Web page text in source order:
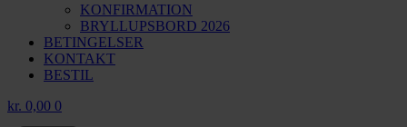
KONFIRMATION
BRYLLUPSBORD 2026
BETINGELSER
KONTAKT
BESTIL
kr. 0,00 0